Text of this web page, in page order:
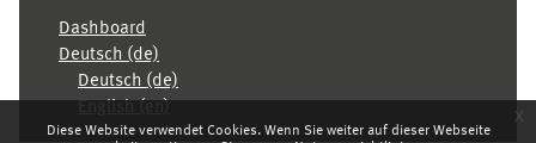
Diese Website verwendet Cookies. Wenn Sie weiter auf dieser Webseite
x
Dashboard
Deutsch ‎(de)‎
Deutsch ‎(de)‎